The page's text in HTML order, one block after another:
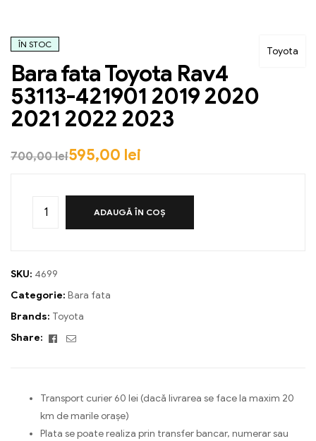
Toyota
ÎN STOC
Bara fata Toyota Rav4
53113-421901 2019 2020
2021 2022 2023
700,00lei595,00 lei
ADAUGĂ ÎN COȘ
SKU: 4699
Categorie: Bara fata
Brands: Toyota
Share:
Facebook
Email
Transport curier 60 lei (dacă livrarea se face la maxim 20
km de marile orașe)
Plata se poate realiza prin transfer bancar, numerar sau